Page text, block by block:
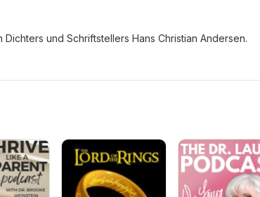
und Schriftstellers Hans Christian Andersen.